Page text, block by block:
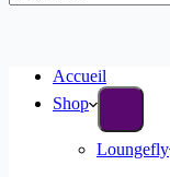
Accueil
Shop
Loungefly